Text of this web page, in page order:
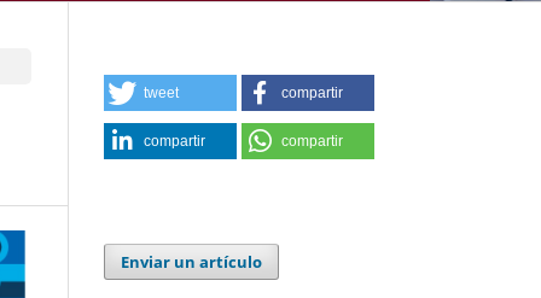
tweet compartir
compartir compartir
Enviar un artículo